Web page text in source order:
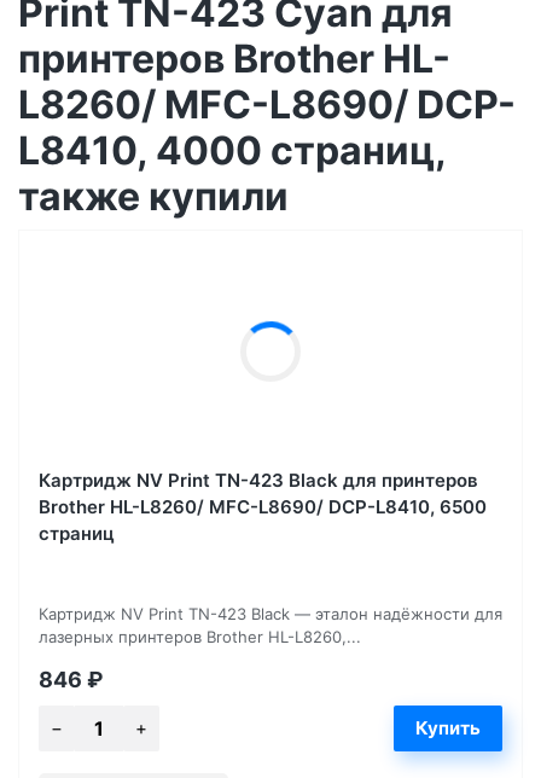
Print TN-423 Cyan для
принтеров Brother HL-
L8260/ MFC-L8690/ DCP-
L8410, 4000 страниц,
также купили
Картридж NV Print TN-423 Black для принтеров
Brother HL-L8260/ MFC-L8690/ DCP-L8410, 6500
страниц
Картридж NV Print TN-423 Black — эталон надёжности для
лазерных принтеров Brother HL-L8260,...
846 ₽